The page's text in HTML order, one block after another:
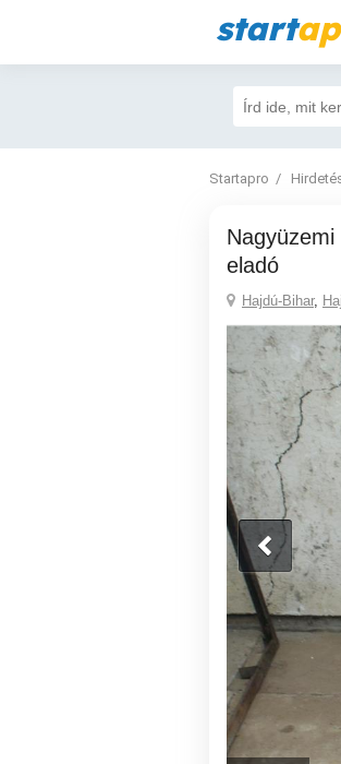
start
Startapro
Nagyüzemi gáztűzhely +sütővel felújiíott
eladó
Hajdú-Bihar,